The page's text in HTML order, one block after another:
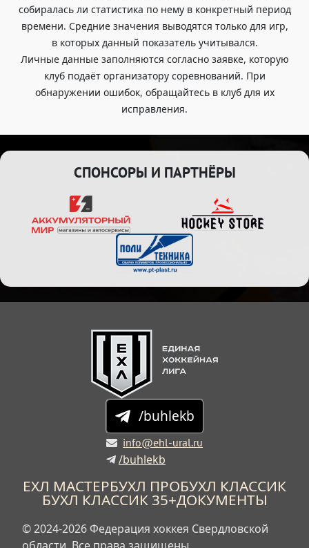
собиралась ли статистика по нему в конкретный период
времени. Средние значения выводятся только для игр,
в которых данный показатель учитывался.
Личные данные заполняются согласно заявке, которую
клуб подаёт организатору соревнований. При
обнаружении ошибок, обращайтесь в клуб для их
исправления.
СПОНСОРЫ И ПАРТНЁРЫ
/buhlekb
info@ehl-ural.ru
/buhlekb
ЕХЛ МАСТЕРБУХЛ ПРОБУХЛ КЛАССИК
БУХЛ КЛАССИК 35+ДОКУМЕНТЫ
© 2024-2026 Федерация хоккея Свердловской